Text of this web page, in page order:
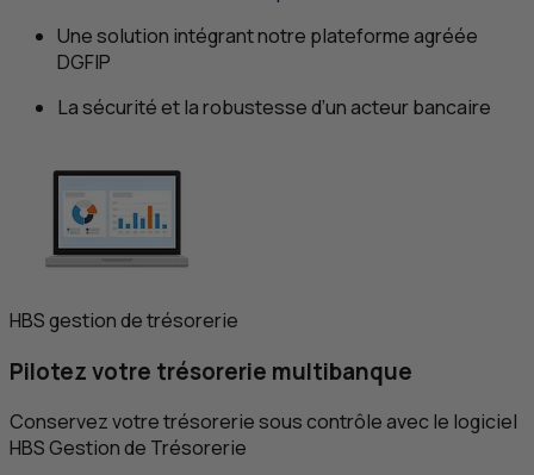
Une solution intégrant notre plateforme agréée
DGFIP
La sécurité et la robustesse d’un acteur bancaire
HBSgestion de trésorerie
Pilotez votre trésorerie multibanque
Conservez votre trésorerie sous contrôle avec le logiciel
HBSGestion de Trésorerie